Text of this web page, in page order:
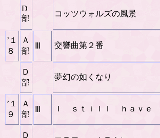
D
部
コッツウォルズの風景
’１
８
Ａ
部
交響曲第２番
Ｄ
部
夢幻の如くなり
’１
９
Ａ
部
Ｉ ｓｔｉｌｌ ｈａｖｅ
Ｄ